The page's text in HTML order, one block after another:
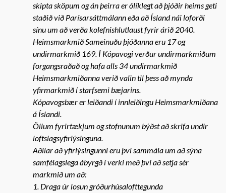
skipta sköpum og án þeirra er ólíklegt að þjóðir heims geti
staðið við Parísarsáttmálann eða að Ísland nái loforði
sínu um að verða kolefnishlutlaust fyrir árið 2040.
Heimsmarkmið Sameinuðu þjóðanna eru 17 og
undirmarkmið 169. Í Kópavogi verður undirmarkmiðum
forgangsraðað og hafa alls 34 undirmarkmið
Heimsmarkmiðanna verið valin til þess að mynda
yfirmarkmið í starfsemi bæjarins.
Kópavogsbær er leiðandi í innleiðingu Heimsmarkmiðana
á Íslandi.
Öllum fyrirtækjum og stofnunum býðst að skrifa undir
loftslagsyfirlýsinguna.
Aðilar að yfirlýsingunni eru því sammála um að sýna
samfélagslega ábyrgð í verki með því að setja sér
markmið um að:
1. Draga úr losun gróðurhúsalofttegunda